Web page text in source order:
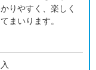
りやすく、楽しく
まいります。